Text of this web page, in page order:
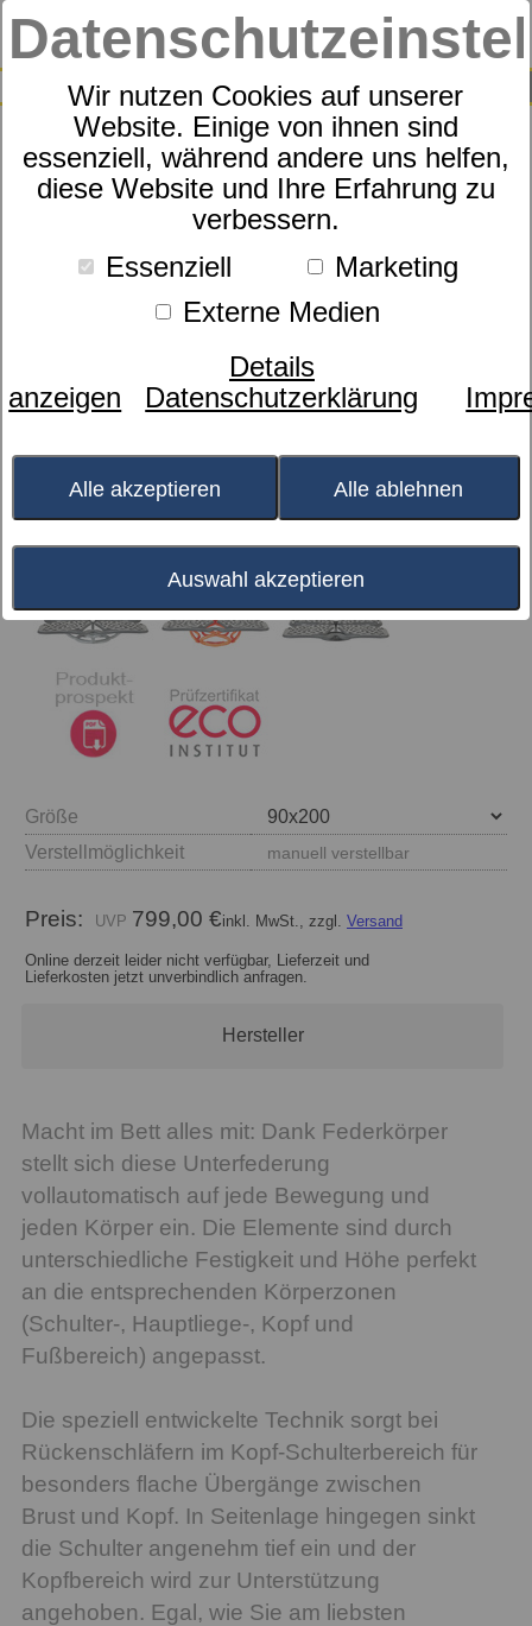
Wir nutzen Cookies auf unserer
Website. Einige von ihnen sind
essenziell, während andere uns helfen,
diese Website und Ihre Erfahrung zu
verbessern.
Essenziell
Marketing
Externe Medien
Details
anzeigen
Datenschutzerklärung
Alle akzeptieren Alle ablehnen
Auswahl akzeptieren
SUCHE
0
Rahmen
dormabell CTS RF
Größe
Verstellmöglichkeit
manuell verstellbar
Preis: 799,00 €inkl. MwSt., zzgl. Versand
Online derzeit leider nicht verfügbar, Lieferzeit und
Lieferkosten jetzt unverbindlich anfragen.
Hersteller
Macht im Bett alles mit: Dank Federkörper
stellt sich diese Unterfederung
vollautomatisch auf jede Bewegung und
jeden Körper ein. Die Elemente sind durch
unterschiedliche Festigkeit und Höhe perfekt
an die entsprechenden Körperzonen
(Schulter-, Hauptliege-, Kopf und
Fußbereich) angepasst.
Die speziell entwickelte Technik sorgt bei
Rückenschläfern im Kopf-Schulterbereich für
besonders flache Übergänge zwischen
Brust und Kopf. In Seitenlage hingegen sinkt
die Schulter angenehm tief ein und der
Kopfbereich wird zur Unterstützung
angehoben. Egal, wie Sie am liebsten